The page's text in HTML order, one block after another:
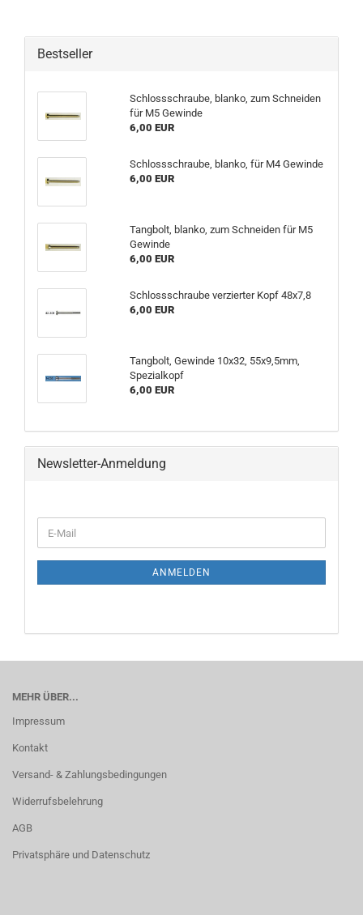
Bestseller
Schlossschraube, blanko, zum Schneiden
für M5 Gewinde
6,00 EUR
Schlossschraube, blanko, für M4 Gewinde
6,00 EUR
Tangbolt, blanko, zum Schneiden für M5
Gewinde
6,00 EUR
Schlossschraube verzierter Kopf 48x7,8
6,00 EUR
Tangbolt, Gewinde 10x32, 55x9,5mm,
Spezialkopf
6,00 EUR
Newsletter-Anmeldung
ZUR
E-
Mail
ANMELDEN
MEHR ÜBER...
Impressum
Kontakt
Versand- & Zahlungsbedingungen
Widerrufsbelehrung
AGB
Privatsphäre und Datenschutz